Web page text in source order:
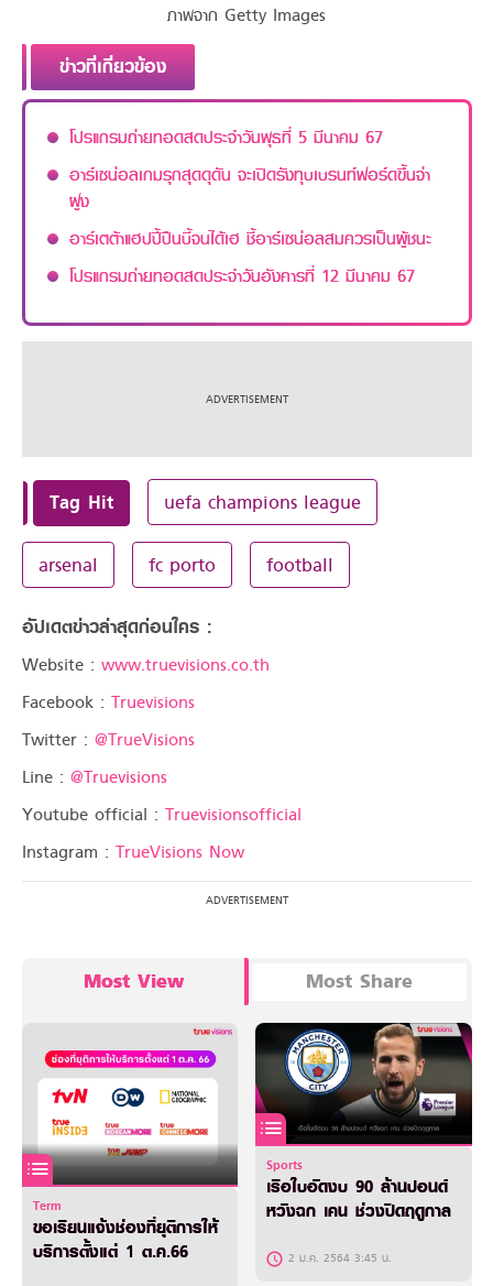
ภาพจาก Getty Images
ข่าวที่เกี่ยวข้อง
โปรแกรมถ่ายทอดสดประจำวันพุธที่ 5 มีนาคม 67
อาร์เซน่อลเกมรุกสุดดุดัน จะเปิดรังทุบเบรนท์ฟอร์ดขึ้นจ่า
ฝูง
อาร์เตต้าแฮปปี้ปืนบี้จนได้เฮ ชี้อาร์เซน่อลสมควรเป็นผู้ชนะ
โปรแกรมถ่ายทอดสดประจำวันอังคารที่ 12 มีนาคม 67
Tag Hit uefa champions league
arsenal fc porto football
อัปเดตข่าวล่าสุดก่อนใคร :
Website : www.truevisions.co.th
Facebook : Truevisions
Twitter : @TrueVisions
Line : @Truevisions
Youtube official : Truevisionsofficial
Instagram : TrueVisions Now
Most View Most Share
Term
ขอเรียนแจ้งช่องที่ยุติการให้
บริการตั้งแต่ 1 ต.ค.66
Sports
เรือใบอัดงบ 90 ล้านปอนด์
หวังฉก เคน ช่วงปิดฤดูกาล
2 ม.ค. 2564 3:45 น.